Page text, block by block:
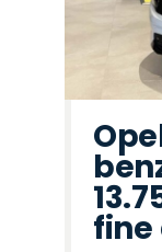
fine